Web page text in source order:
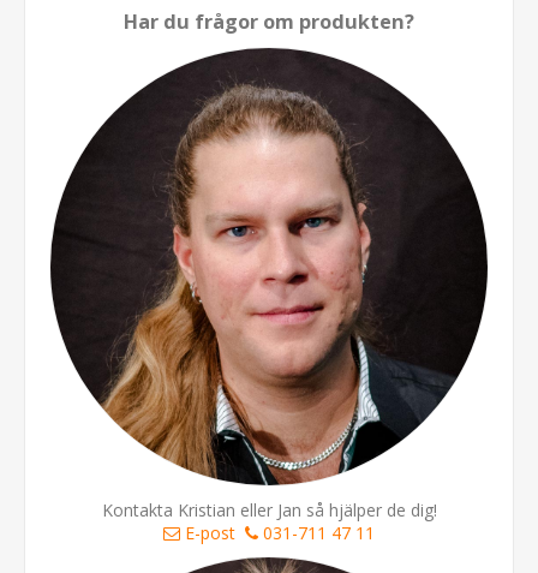
Har du frågor om produkten?
Kontakta Kristian eller Jan så hjälper de dig!
E-post
031-711 47 11